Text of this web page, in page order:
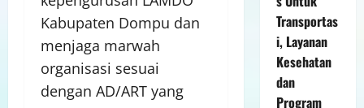
Kabupaten Dompu dan
menjaga marwah
organisasi sesuai
dengan AD/ART yang
Transportas
i, Layanan
Kesehatan
dan
Program